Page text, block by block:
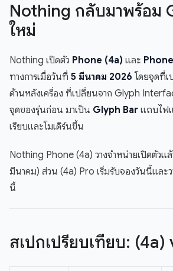
Nothing กลับมาพร้อม
ใหม่
Nothing เปิดตัว Phone (4a) และ
ทางการเมื่อวันที่ 5 มีนาคม 2026 โดยจุดที่
ด้านหลังเครื่อง ที่เปลี่ยนจาก Glyph
จุดของรุ่นก่อน มาเป็น Glyph Bar แถบไฟ
เรียบและโมเดิร์นขึ้น
Nothing Phone (4a) วางจำหน่ายเปิดตัวแ
มีนาคม) ส่วน (4a) Pro เริ่มรับจองวันนี้และ
นี้
สเปกเปรียบเทียบ: (4a)